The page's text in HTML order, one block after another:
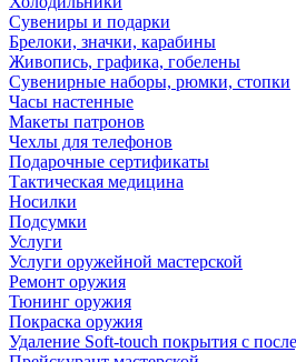
Сувениры и подарки
Брелоки, значки, карабины
Живопись, графика, гобелены
Сувенирные наборы, рюмки, стопки
Часы настенные
Макеты патронов
Чехлы для телефонов
Подарочные сертификаты
Тактическая медицина
Носилки
Подсумки
Услуги
Услуги оружейной мастерской
Ремонт оружия
Тюнинг оружия
Покраска оружия
Удаление Soft-touch покрытия с